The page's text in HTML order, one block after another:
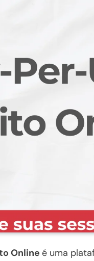
Online é uma